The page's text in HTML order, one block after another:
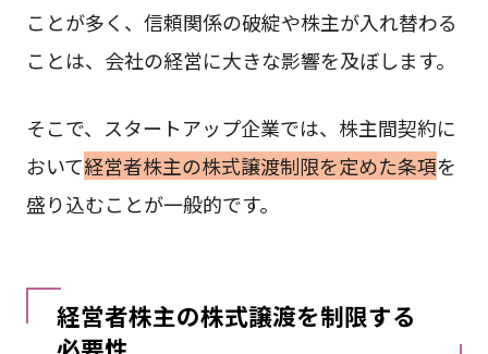
ことが多く、信頼関係の破綻や株主が入れ替わる
ことは、会社の経営に大きな影響を及ぼします。
そこで、スタートアップ企業では、株主間契約に
おいて経営者株主の株式譲渡制限を定めた条項を
盛り込むことが一般的です。
経営者株主の株式譲渡を制限する